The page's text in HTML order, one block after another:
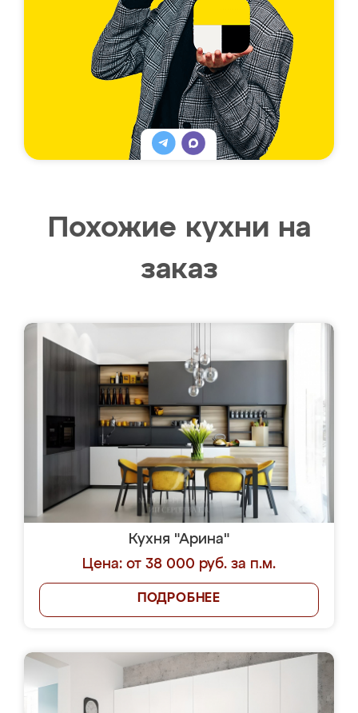
Похожие кухни на
заказ
Кухня "Арина"
Цена: от 38 000 руб. за п.м.
ПОДРОБНЕЕ